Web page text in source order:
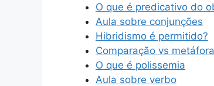
O que é predicativo do
Aula sobre conjunções
Hibridismo é permitido?
Comparação vs metáfora
O que é polissemia
Aula sobre verbo